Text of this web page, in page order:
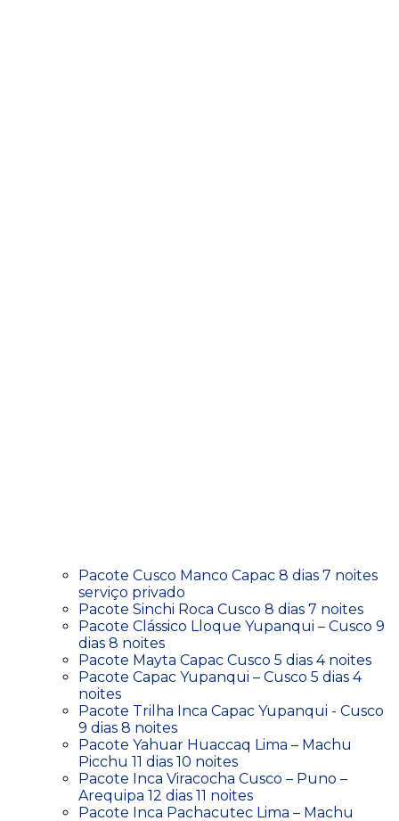
Pacote Cusco Manco Capac 8 dias 7 noites
serviço privado
Pacote Sinchi Roca Cusco 8 dias 7 noites
Pacote Clássico Lloque Yupanqui – Cusco 9
dias 8 noites
Pacote Mayta Capac Cusco 5 dias 4 noites
Pacote Capac Yupanqui – Cusco 5 dias 4
noites
Pacote Trilha Inca Capac Yupanqui - Cusco
9 dias 8 noites
Pacote Yahuar Huaccaq Lima – Machu
Picchu 11 dias 10 noites
Pacote Inca Viracocha Cusco – Puno –
Arequipa 12 dias 11 noites
Pacote Inca Pachacutec Lima – Machu